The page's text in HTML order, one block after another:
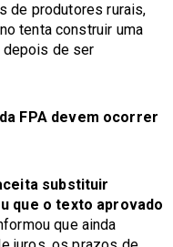
de produtores rurais,
tenta construir uma
depois de ser
FPA devem ocorrer
substituir
que o texto aprovado
que ainda